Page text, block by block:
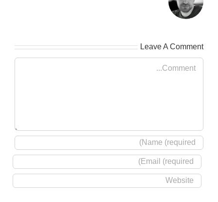
Leave A Comment